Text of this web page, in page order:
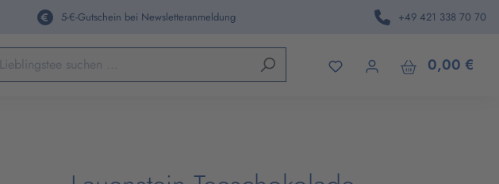
5-€-Gutschein bei Newsletteranmeldung +49 421 338 70 70
Keine Suchergebnisse gefunden. 0,00 €